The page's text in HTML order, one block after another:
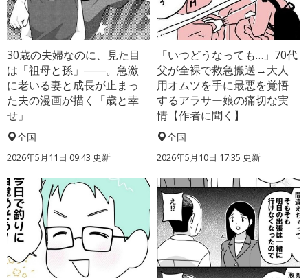
30歳の夫婦なのに、見た目
は「祖母と孫」――。急激
に老いる妻と成長が止まっ
た夫の漫画が描く「歳と幸
せ」
全国
2026年5月11日 09:43 更新
「いつどうなっても…」70代
父が全裸で救急搬送→大人
用オムツを手に最悪を覚悟
するアラサー娘の痛切な実
情【作者に聞く】
全国
2026年5月10日 17:35 更新